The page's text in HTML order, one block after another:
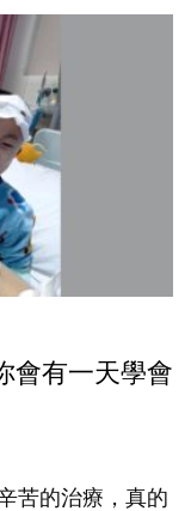
會有一天學會
苦的治療，真的